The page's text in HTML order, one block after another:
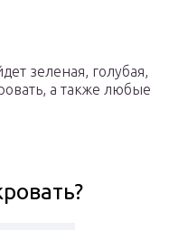
зеленая, голубая,
а также любые